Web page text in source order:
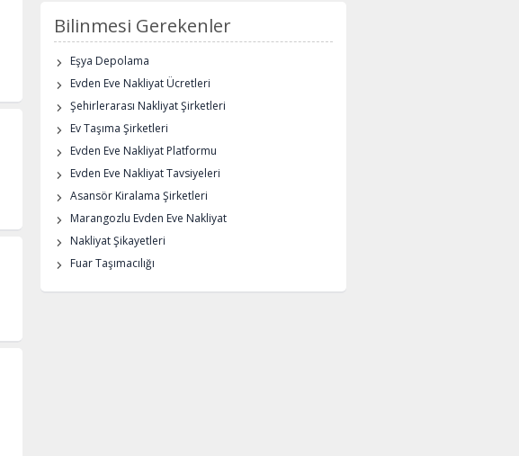
Bilinmesi Gerekenler
Eşya Depolama
Evden Eve Nakliyat Ücretleri
Şehirlerarası Nakliyat Şirketleri
Ev Taşıma Şirketleri
Evden Eve Nakliyat Platformu
Evden Eve Nakliyat Tavsiyeleri
Asansör Kiralama Şirketleri
Marangozlu Evden Eve Nakliyat
Nakliyat Şikayetleri
Fuar Taşımacılığı